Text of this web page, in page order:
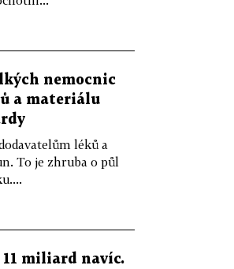
nemocnic
a materiálu
léků a
To je zhruba o půl
miliard navíc.